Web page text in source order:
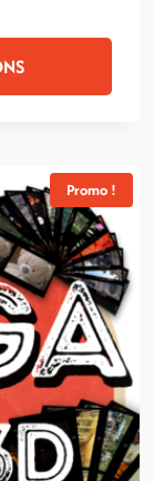
Promo !